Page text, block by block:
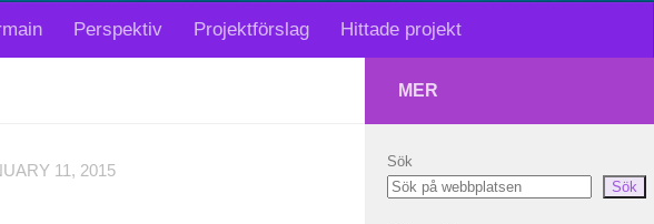
Perspektiv Projektförslag Hittade projekt
11, 2015
MER
Sök
Sök